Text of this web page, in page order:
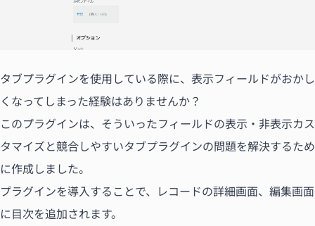
タブプラグインを使用している際に、表示フィールドがおかし
くなってしまった経験はありませんか？
このプラグインは、そういったフィールドの表示・非表示カス
タマイズと競合しやすいタブプラグインの問題を解決するため
に作成しました。
プラグインを導入することで、レコードの詳細画面、編集画面
に目次を追加されます。